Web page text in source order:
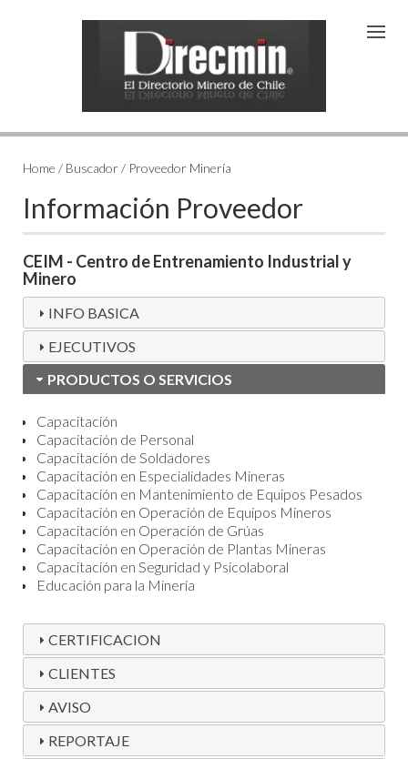
Home / Buscador / Proveedor Minería
Información Proveedor
CEIM - Centro de Entrenamiento Industrial y
Minero
INFO BASICA
EJECUTIVOS
PRODUCTOS O SERVICIOS
Capacitación
Capacitación de Personal
Capacitación de Soldadores
Capacitación en Especialidades Mineras
Capacitación en Mantenimiento de Equipos Pesados
Capacitación en Operación de Equipos Mineros
Capacitación en Operación de Grúas
Capacitación en Operación de Plantas Mineras
Capacitación en Seguridad y Psicolaboral
Educación para la Minería
CERTIFICACION
CLIENTES
AVISO
REPORTAJE